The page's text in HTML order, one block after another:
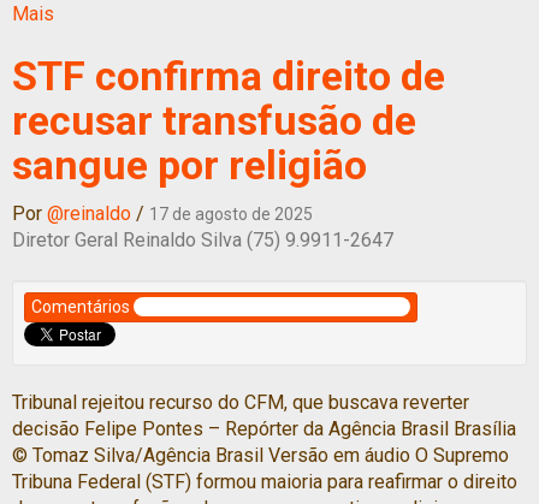
Mais
STF confirma direito de
recusar transfusão de
sangue por religião
Por @reinaldo / 17 de agosto de 2025
Diretor Geral Reinaldo Silva (75) 9.9911-2647
Comentários
Tribunal rejeitou recurso do CFM, que buscava reverter
decisão Felipe Pontes – Repórter da Agência Brasil Brasília
© Tomaz Silva/Agência Brasil Versão em áudio O Supremo
Tribuna Federal (STF) formou maioria para reafirmar o direito